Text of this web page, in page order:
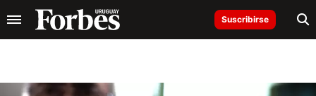
Suscribirse